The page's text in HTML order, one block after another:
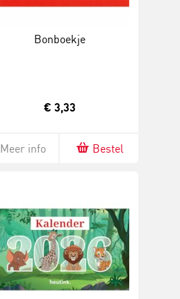
Bonboekje
€ 3,33
Meer info Bestel